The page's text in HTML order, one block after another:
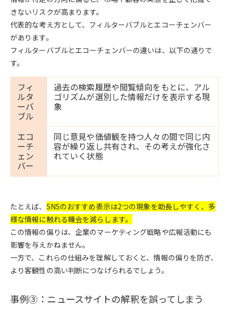
きないリスクが高まります。
代表的な考え方として、フィルターバブルとエコーチェンバー
があります。
フィルターバブルとエコーチェンバーの違いは、以下の通りで
す。
フィ
ルタ
ーバ
ブル
過去の検索履歴や閲覧傾向をもとに、アル
ゴリズムが選別した情報だけを表示する現
象
エコ
ーチ
ェン
バー
同じ意見や価値観を持つ人々の間で同じ内
容が繰り返し共有され、その考えが強化さ
れていく状態
たとえば、 SNSのおすすめ表示は2つの現象を助長しやすく、多
様な情報に触れる機会を減らします。
この情報の偏りは、企業のマーケティング戦略や広報活動にも
影響を与えかねません。
一方で、これらの仕組みを理解しておくと、情報の偏りを防ぎ、
より客観性の高い判断につなげられるでしょう。
事例③：ニュースサイトの解釈を誤ってしまう